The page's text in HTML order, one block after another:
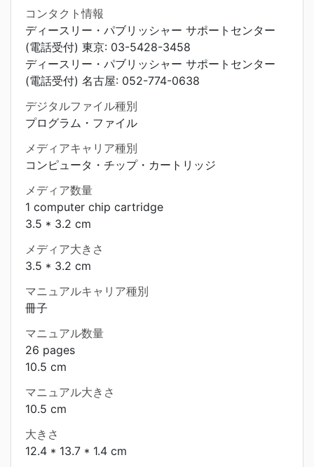
コンタクト情報
ディースリー・パブリッシャー サポートセンター
(電話受付) 東京: 03-5428-3458
ディースリー・パブリッシャー サポートセンター
(電話受付) 名古屋: 052-774-0638
デジタルファイル種別
プログラム・ファイル
メディアキャリア種別
コンピュータ・チップ・カートリッジ
メディア数量
1 computer chip cartridge
3.5 * 3.2 cm
メディア大きさ
3.5 * 3.2 cm
マニュアルキャリア種別
冊子
マニュアル数量
26 pages
10.5 cm
マニュアル大きさ
10.5 cm
大きさ
12.4 * 13.7 * 1.4 cm